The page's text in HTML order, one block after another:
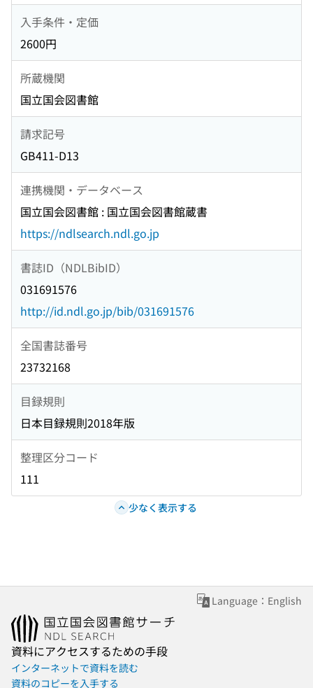
入手条件・定価
2600円
所蔵機関
国立国会図書館
請求記号
GB411-D13
連携機関・データベース
国立国会図書館 : 国立国会図書館蔵書
https://ndlsearch.ndl.go.jp
書誌ID（NDLBibID）
031691576
http://id.ndl.go.jp/bib/031691576
全国書誌番号
23732168
目録規則
日本目録規則2018年版
整理区分コード
111
少なく表示する
Language：English
資料にアクセスするための手段
インターネットで資料を読む
資料のコピーを入手する